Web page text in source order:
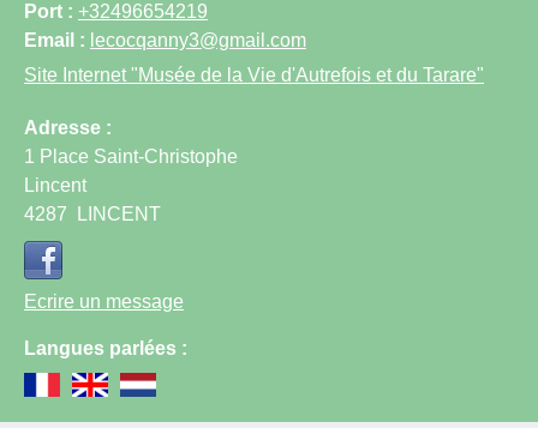
Port : +32496654219
Email : lecocqanny3@gmail.com
Site Internet "Musée de la Vie d'Autrefois et du Tarare"
Adresse :
1 Place Saint-Christophe
Lincent
4287
LINCENT
Ecrire un message
Langues parlées :